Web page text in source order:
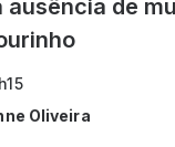
de
Oliveira